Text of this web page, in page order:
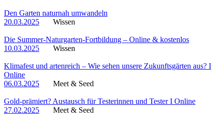
Den Garten naturnah umwandeln
20.03.2025
Wissen
Die Summer-Naturgarten-Fortbildung – Online & kostenlos
10.03.2025
Wissen
Klimafest und artenreich – Wie sehen unsere Zukunftsgärten aus? I
Online
06.03.2025
Meet & Seed
Gold-prämiert? Austausch für Testerinnen und Tester I Online
27.02.2025
Meet & Seed